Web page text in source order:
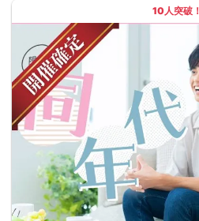
10人突破！